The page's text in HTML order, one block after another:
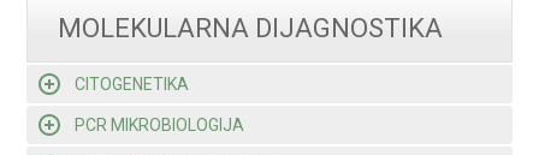
MOLEKULARNA DIJAGNOSTIKA
CITOGENETIKA
PCR MIKROBIOLOGIJA